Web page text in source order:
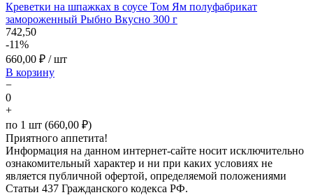
Креветки на шпажках в соусе Том Ям полуфабрикат
замороженный Рыбно Вкусно 300 г
742,50
-11%
660,00 ₽ / шт
В корзину
−
0
+
по 1 шт (660,00 ₽)
Приятного аппетита!
Информация на данном интернет-сайте носит исключительно
ознакомительный характер и ни при каких условиях не
является публичной офертой, определяемой положениями
Статьи 437 Гражданского кодекса РФ.